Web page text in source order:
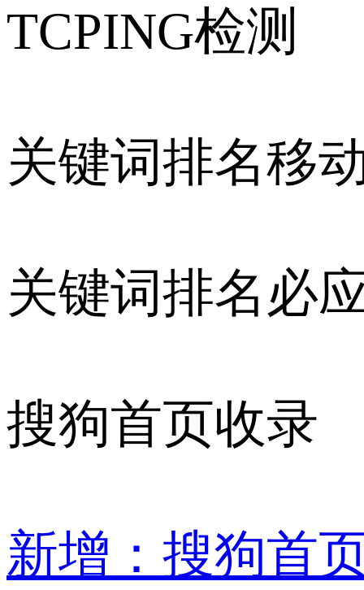
TCPING检测
关键词排名移
关键词排名必
搜狗首页收录
新增：搜狗首